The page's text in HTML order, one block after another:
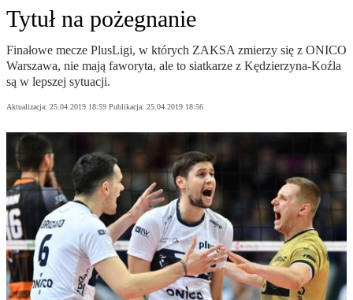
Tytuł na pożegnanie
Finałowe mecze PlusLigi, w których ZAKSA zmierzy się z ONICO
Warszawa, nie mają faworyta, ale to siatkarze z Kędzierzyna-Koźla
są w lepszej sytuacji.
Aktualizacja: 25.04.2019 18:59 Publikacja: 25.04.2019 18:56